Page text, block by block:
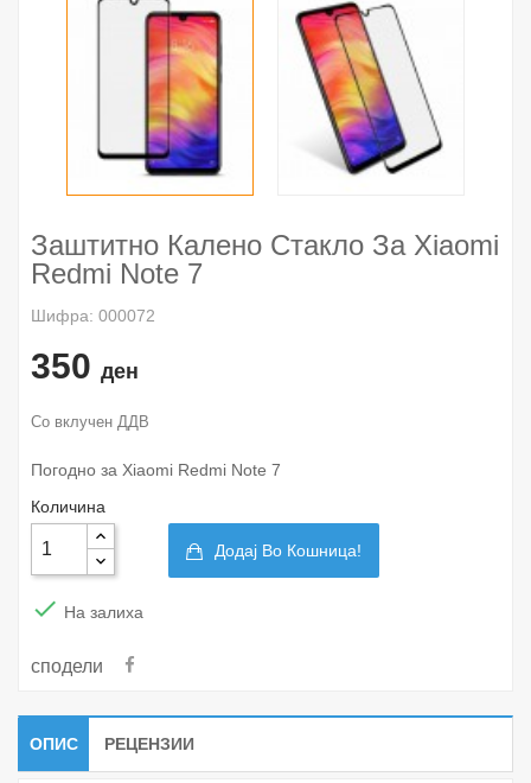
Заштитно Калено Стакло За Xiaomi
Redmi Note 7
Шифра: 000072
350 ден
Со вклучен ДДВ
Погодно за Xiaomi Redmi Note 7
Количина
Додај Во Кошница!
 На залиха
сподели
ОПИС РЕЦЕНЗИИ